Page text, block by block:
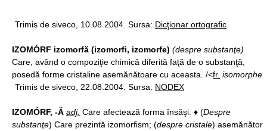
Trimis de siveco, 10.08.2004. Sursa: Dicţionar ortografic
IZOMÓRF izomorfă (izomorfi, izomorfe) (despre substanţe)
Care, având o compoziţie chimică diferită faţă de o substanţă,
posedă forme cristaline asemănătoare cu aceasta. /<fr. isomorphe
Trimis de siveco, 22.08.2004. Sursa: NODEX
IZOMÓRF, -Ă adj. Care afectează forma însăşi. ♦ (Despre
substanţe) Care prezintă izomorfism; (despre cristale) asemănător